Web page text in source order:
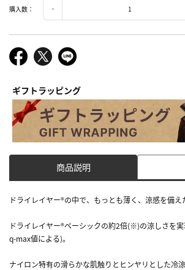
購入数：
ギフトラッピング
商品説明
ドライレイヤー®の中で、もっとも薄く、涼感を備え
ドライレイヤー®ベーシックの約2倍(※)の涼しさを
q-max値による)。
ナイロン特有の滑らかな肌触りとヒンヤリとした冷